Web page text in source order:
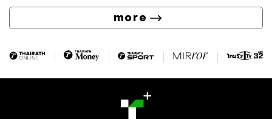
more